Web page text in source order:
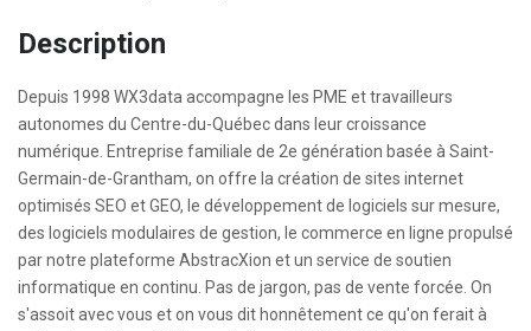
Description
Depuis 1998 WX3data accompagne les PME et travailleurs
autonomes du Centre-du-Québec dans leur croissance
numérique. Entreprise familiale de 2e génération basée à Saint-
Germain-de-Grantham, on offre la création de sites internet
optimisés SEO et GEO, le développement de logiciels sur mesure,
des logiciels modulaires de gestion, le commerce en ligne propulsé
par notre plateforme AbstracXion et un service de soutien
informatique en continu. Pas de jargon, pas de vente forcée. On
s'assoit avec vous et on vous dit honnêtement ce qu'on ferait à